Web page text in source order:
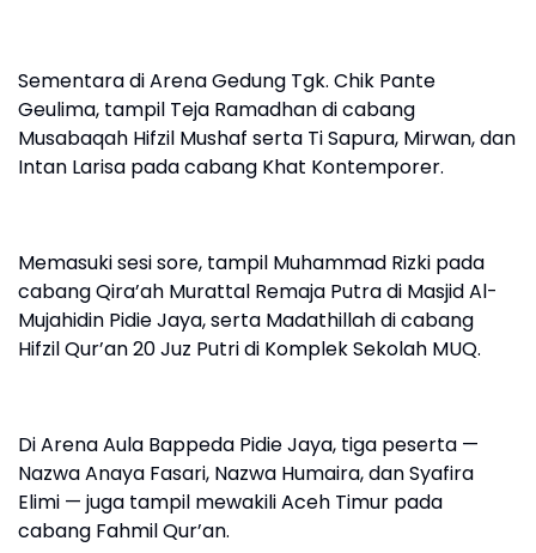
Sementara di Arena Gedung Tgk. Chik Pante
Geulima, tampil Teja Ramadhan di cabang
Musabaqah Hifzil Mushaf serta Ti Sapura, Mirwan, dan
Intan Larisa pada cabang Khat Kontemporer.
Memasuki sesi sore, tampil Muhammad Rizki pada
cabang Qira’ah Murattal Remaja Putra di Masjid Al-
Mujahidin Pidie Jaya, serta Madathillah di cabang
Hifzil Qur’an 20 Juz Putri di Komplek Sekolah MUQ.
Di Arena Aula Bappeda Pidie Jaya, tiga peserta —
Nazwa Anaya Fasari, Nazwa Humaira, dan Syafira
Elimi — juga tampil mewakili Aceh Timur pada
cabang Fahmil Qur’an.